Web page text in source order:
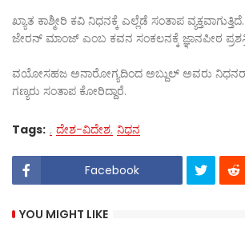
ಖ್ಯಾತ ಕಾಶ್ಮೀರಿ ಕವಿ ನಿಧನಕ್ಕೆ ಎಲ್ಲೆಡೆ ಸಂತಾಪ
ಜೇರನ್ ಮಾಂಜ್ ಎಂಬ ಕವನ ಸಂಕಲನಕ್ಕೆ ಜ್ಞಾನಪೀಠ
ವಯೋಸಹಜ ಅನಾರೋಗ್ಯದಿಂದ ಅಬ್ದುಲ್ ಅವರು
ಗಣ್ಯರು ಸಂತಾಪ ಕೋರಿದ್ದಾರೆ.
Tags: ದೇಶ-ವಿದೇಶ ನಿಧನ
Facebook
YOU MIGHT LIKE